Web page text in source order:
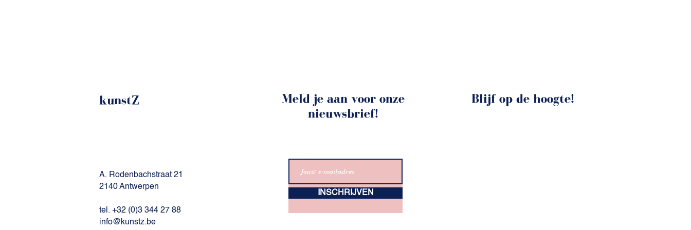
kunstZ
A. Rodenbachstraat 21
2140 Antwerpen
tel. +32 (0)3 344 27 88
info@kunstz.be
Meld je aan voor onze
nieuwsbrief!
INSCHRIJVEN
Blijf op de hoogte!